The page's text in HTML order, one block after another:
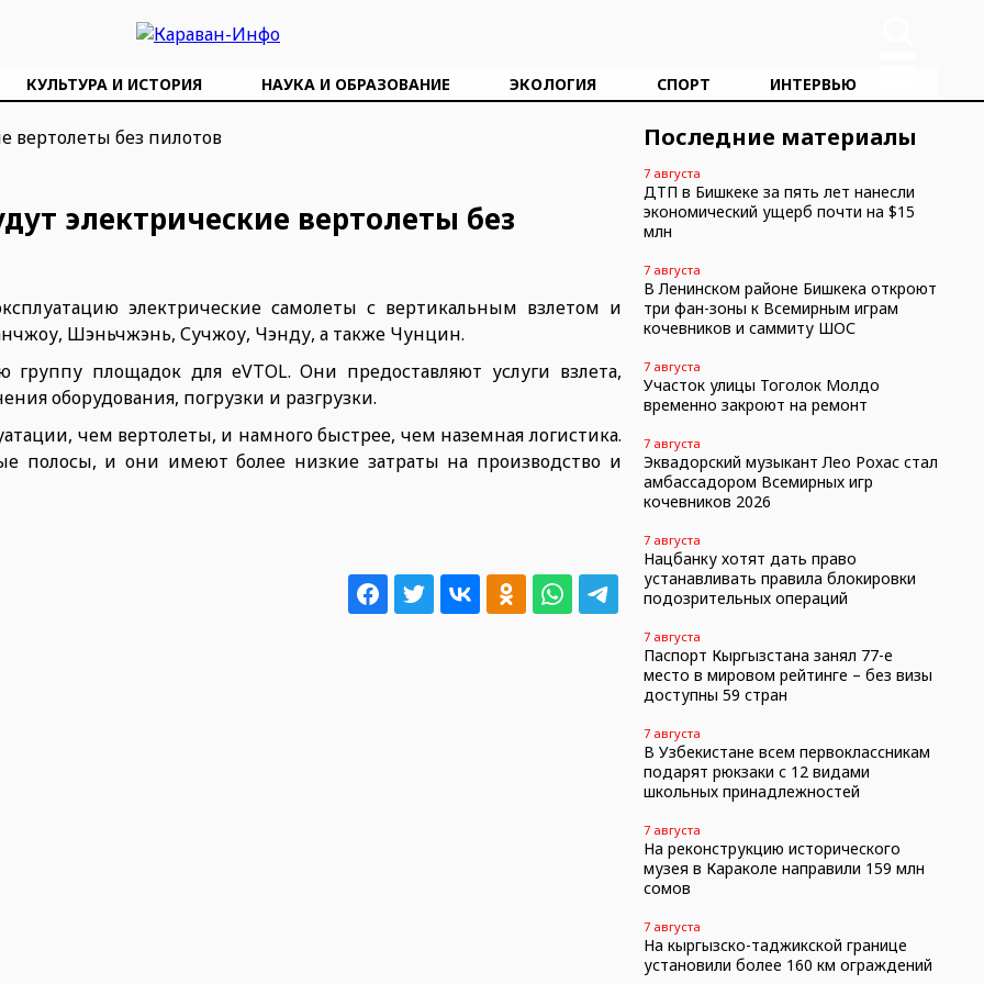
КУЛЬТУРА И ИСТОРИЯ НАУКА И ОБРАЗОВАНИЕ ЭКОЛОГИЯ СПОРТ ИНТЕРВЬЮ
электрические вертолеты без
электрические самолеты с вертикальным взлетом и
Шэньчжэнь, Сучжоу, Чэнду, а также Чунцин.
площадок для eVTOL. Они предоставляют услуги взлета,
оборудования, погрузки и разгрузки.
чем вертолеты, и намного быстрее, чем наземная логистика.
полосы, и они имеют более низкие затраты на производство и
Последние материалы
7 августа
ДТП в Бишкеке за пять лет нанесли
экономический ущерб почти на $15
млн
7 августа
В Ленинском районе Бишкека откроют
три фан-зоны к Всемирным играм
кочевников и саммиту ШОС
7 августа
Участок улицы Тоголок Молдо
временно закроют на ремонт
7 августа
Эквадорский музыкант Лео Рохас стал
амбассадором Всемирных игр
кочевников 2026
7 августа
Нацбанку хотят дать право
устанавливать правила блокировки
подозрительных операций
7 августа
Паспорт Кыргызстана занял 77-е
место в мировом рейтинге – без визы
доступны 59 стран
7 августа
В Узбекистане всем первоклассникам
подарят рюкзаки с 12 видами
школьных принадлежностей
7 августа
На реконструкцию исторического
музея в Караколе направили 159 млн
сомов
7 августа
На кыргызско-таджикской границе
установили более 160 км ограждений